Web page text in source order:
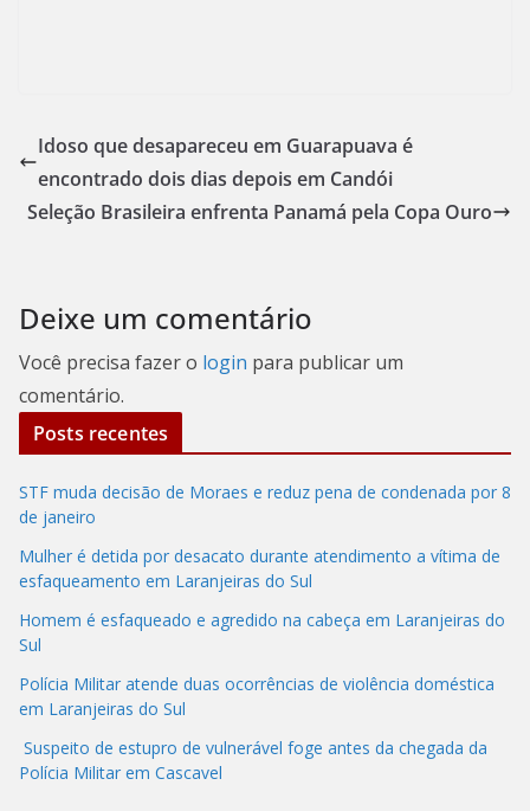
Idoso que desapareceu em Guarapuava é
encontrado dois dias depois em Candói
Seleção Brasileira enfrenta Panamá pela Copa Ouro
Deixe um comentário
Você precisa fazer o login para publicar um
comentário.
Posts recentes
STF muda decisão de Moraes e reduz pena de condenada por 8
de janeiro
Mulher é detida por desacato durante atendimento a vítima de
esfaqueamento em Laranjeiras do Sul
Homem é esfaqueado e agredido na cabeça em Laranjeiras do
Sul
Polícia Militar atende duas ocorrências de violência doméstica
em Laranjeiras do Sul
Suspeito de estupro de vulnerável foge antes da chegada da
Polícia Militar em Cascavel